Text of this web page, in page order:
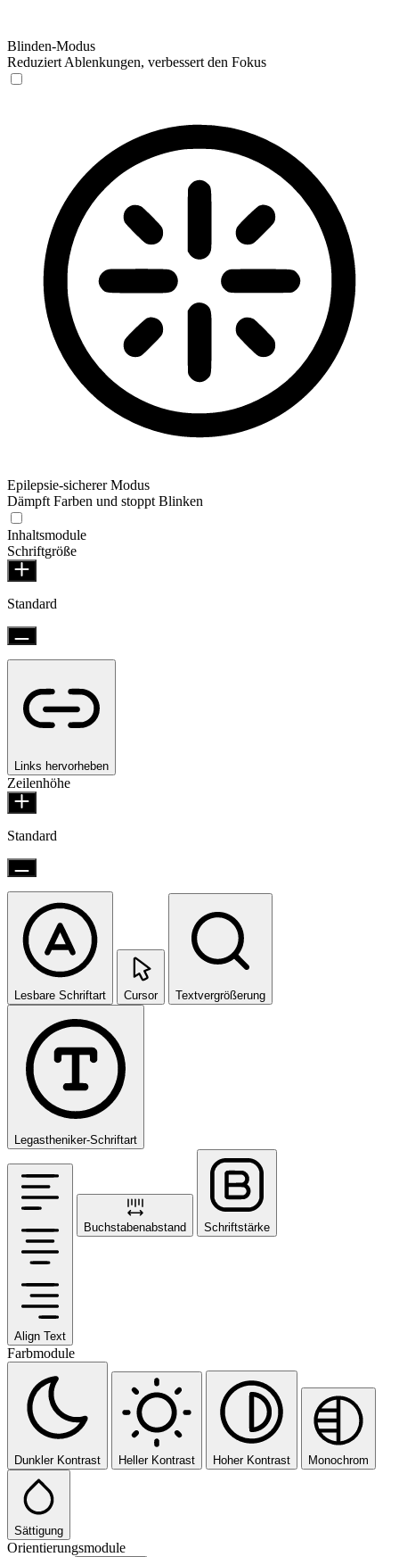
Blinden-Modus
Reduziert Ablenkungen, verbessert den Fokus
Epilepsie-sicherer Modus
Dämpft Farben und stoppt Blinken
Inhaltsmodule
Schriftgröße
Standard
Links hervorheben
Zeilenhöhe
Standard
Lesbare Schriftart Cursor Textvergrößerung
Legastheniker-Schriftart
Align Text
Buchstabenabstand Schriftstärke
Farbmodule
Dunkler Kontrast Heller Kontrast Hoher Kontrast Monochrom
Sättigung
Orientierungsmodule